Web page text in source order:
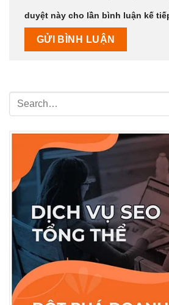
duyệt này cho lần bình luận kế